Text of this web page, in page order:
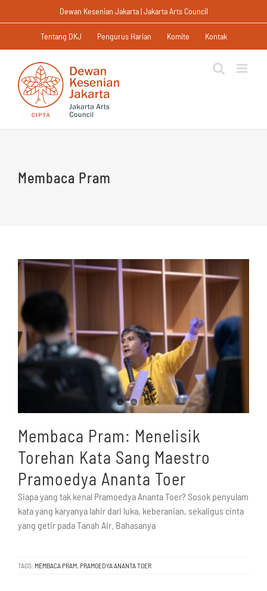
to
Dewan Kesenian Jakarta | Jakarta Arts Council
Tentang DKJ Pengurus Harian Komite Kontak
Membaca Pram
Membaca Pram: Menelisik
Torehan Kata Sang Maestro
Pramoedya Ananta Toer
Siapa yang tak kenal Pramoedya Ananta Toer? Sosok penyulam
kata yang karyanya lahir dari luka, keberanian, sekaligus cinta
yang getir pada Tanah Air. Bahasanya
TAGS: MEMBACA PRAM, PRAMOEDYA ANANTA TOER